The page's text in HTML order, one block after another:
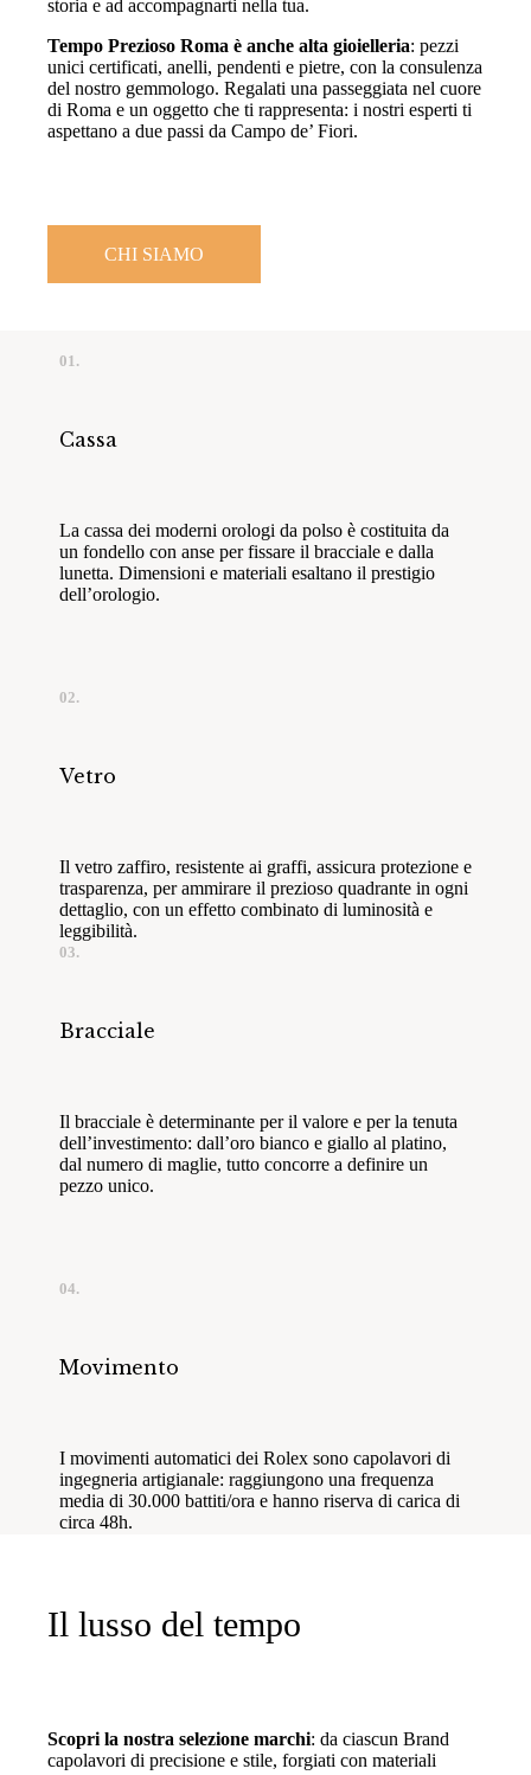
storia e ad accompagnarti nella tua.
Tempo Prezioso Roma è anche alta gioielleria: pezzi
unici certificati, anelli, pendenti e pietre, con la consulenza
del nostro gemmologo. Regalati una passeggiata nel cuore
di Roma e un oggetto che ti rappresenta: i nostri esperti ti
aspettano a due passi da Campo de’ Fiori.
CHI SIAMO
01.
Cassa
La cassa dei moderni orologi da polso è costituita da
un fondello con anse per fissare il bracciale e dalla
lunetta. Dimensioni e materiali esaltano il prestigio
dell’orologio.
02.
Vetro
Il vetro zaffiro, resistente ai graffi, assicura protezione e
trasparenza, per ammirare il prezioso quadrante in ogni
dettaglio, con un effetto combinato di luminosità e
leggibilità.
03.
Bracciale
Il bracciale è determinante per il valore e per la tenuta
dell’investimento: dall’oro bianco e giallo al platino,
dal numero di maglie, tutto concorre a definire un
pezzo unico.
04.
Movimento
I movimenti automatici dei Rolex sono capolavori di
ingegneria artigianale: raggiungono una frequenza
media di 30.000 battiti/ora e hanno riserva di carica di
circa 48h.
Il lusso del tempo
Scopri la nostra selezione marchi: da ciascun Brand
capolavori di precisione e stile, forgiati con materiali